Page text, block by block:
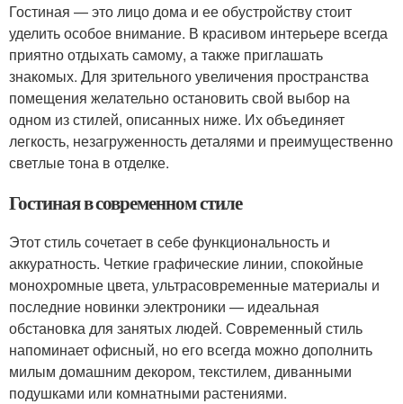
Гостиная — это лицо дома и ее обустройству стоит
уделить особое внимание. В красивом интерьере всегда
приятно отдыхать самому, а также приглашать
знакомых. Для зрительного увеличения пространства
помещения желательно остановить свой выбор на
одном из стилей, описанных ниже. Их объединяет
легкость, незагруженность деталями и преимущественно
светлые тона в отделке.
Гостиная в современном стиле
Этот стиль сочетает в себе функциональность и
аккуратность. Четкие графические линии, спокойные
монохромные цвета, ультрасовременные материалы и
последние новинки электроники — идеальная
обстановка для занятых людей. Современный стиль
напоминает офисный, но его всегда можно дополнить
милым домашним декором, текстилем, диванными
подушками или комнатными растениями.